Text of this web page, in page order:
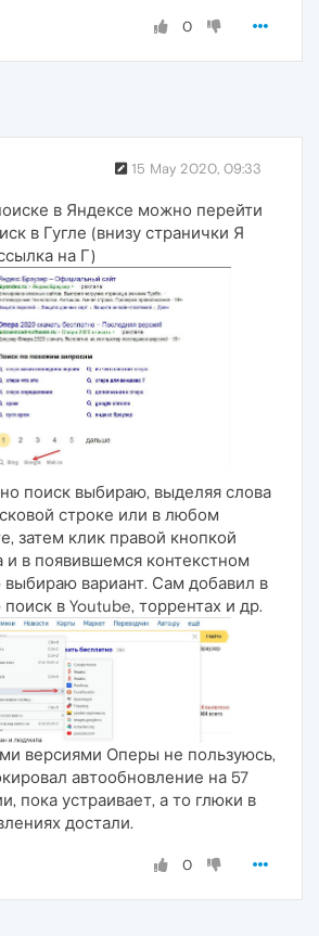
0
15 May 2020, 09:33
в Яндексе можно перейти
в Гугле (внизу странички Я
на Г)
поиск выбираю, выделяя слова
строке или в любом
затем клик правой кнопкой
и в появившемся контекстном
вариант. Сам добавил в
в Youtube, торрентах и др.
версиями Оперы не пользуюсь,
автообновление на 57
пока устраивает, а то глюки в
достали.
0